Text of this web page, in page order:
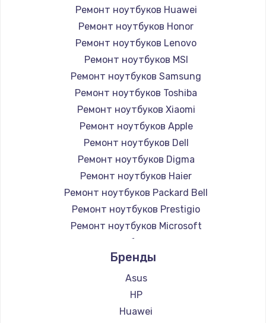
Ремонт ноутбуков Huawei
Ремонт ноутбуков Honor
Ремонт ноутбуков Lenovo
Ремонт ноутбуков MSI
Ремонт ноутбуков Samsung
Ремонт ноутбуков Toshiba
Ремонт ноутбуков Xiaomi
Ремонт ноутбуков Apple
Ремонт ноутбуков Dell
Ремонт ноутбуков Digma
Ремонт ноутбуков Haier
Ремонт ноутбуков Packard Bell
Ремонт ноутбуков Prestigio
Ремонт ноутбуков Microsoft
Ремонт ноутбуков Alienware
Ремонт ноутбуков Aquarius
Ремонт ноутбуков Gigabyte
Ремонт ноутбуков Aorus
Ремонт ноутбуков Maibenben
Бренды
Asus
HP
Huawei